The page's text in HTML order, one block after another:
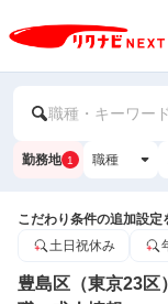
職種・キーワー
勤務地 1 職種
こだわり条件の追加設定
土日祝休み
豊島区（東京23区